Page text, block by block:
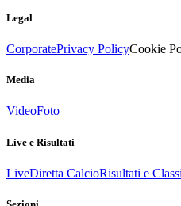
Legal
CorporatePrivacy PolicyCookie
Media
VideoFoto
Live e Risultati
LiveDiretta CalcioRisultati e